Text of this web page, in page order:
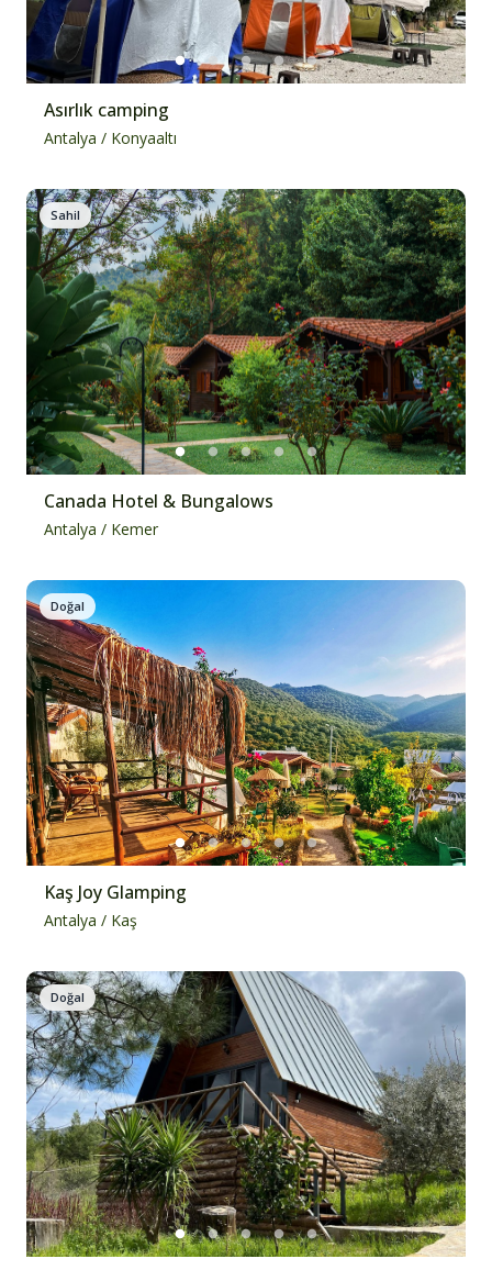
Asırlık camping
Antalya / Konyaaltı
Sahil
Canada Hotel & Bungalows
Antalya / Kemer
Doğal
Kaş Joy Glamping
Antalya / Kaş
Doğal